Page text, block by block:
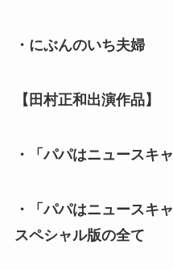
・にぶんのいち夫婦
【田村正和出演作品】
・「パパはニュースキ
・「パパはニュースキ
スペシャル版の全て